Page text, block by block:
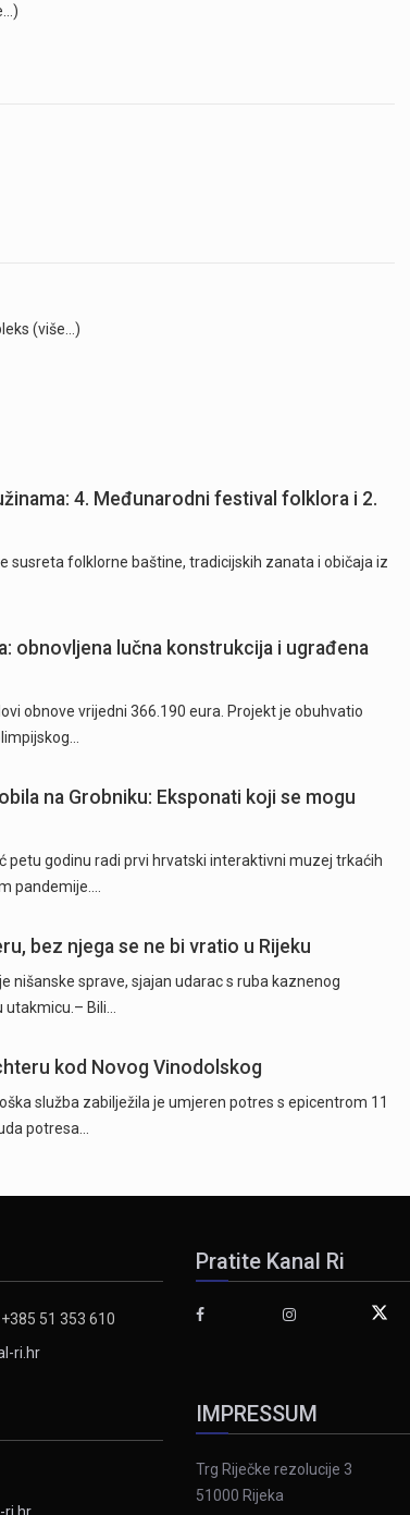
(više…)
4. Međunarodni festival folklora i 2.
susreta folklorne baštine, tradicijskih zanata i običaja iz
obnovljena lučna konstrukcija i ugrađena
obnove vrijedni 366.190 eura. Projekt je obuhvatio
na Grobniku: Eksponati koji se mogu
petu godinu radi prvi hrvatski interaktivni muzej trkaćih
pandemije.…
bez njega se ne bi vratio u Rijeku
nišanske sprave, sjajan udarac s ruba kaznenog
Bili…
kod Novog Vinodolskog
služba zabilježila je umjeren potres s epicentrom 11
potresa…
51 353 610
ri.hr
ri.hr
Pratite Kanal Ri
IMPRESSUM
Trg Riječke rezolucije 3
51000 Rijeka